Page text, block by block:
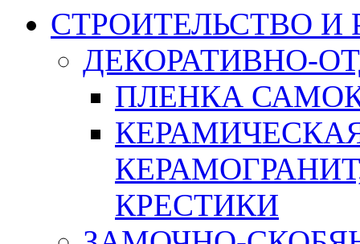
СТРОИТЕЛЬСТВО И
ДЕКОРАТИВНО-
ПЛЕНКА
КРЕСТИКИ